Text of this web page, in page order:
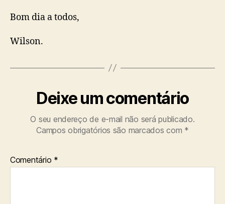
Bom dia a todos,
Wilson.
Deixe um comentário
O seu endereço de e-mail não será publicado.
Campos obrigatórios são marcados com *
Comentário *